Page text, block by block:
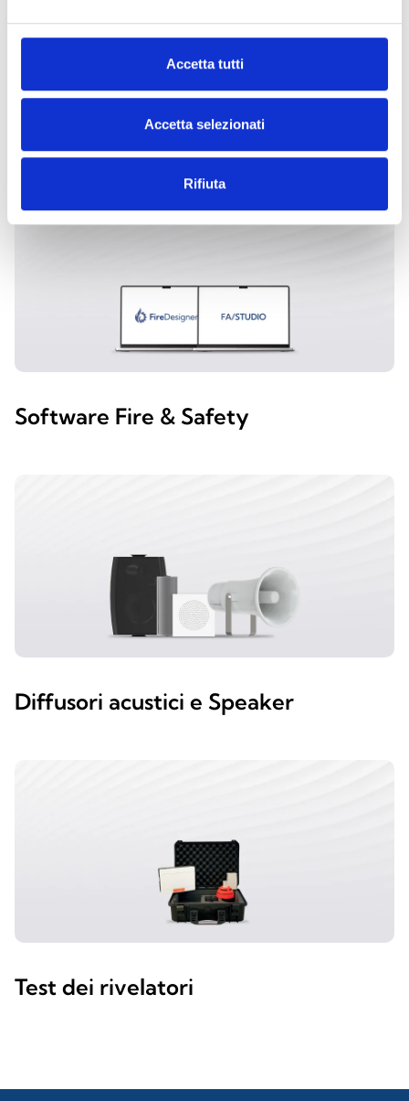
Accetta tutti
Accetta selezionati
Rifiuta
ESPLORA LE ALTRE
CATEGORIE
Software Fire & Safety
Diffusori acustici e Speaker
Test dei rivelatori